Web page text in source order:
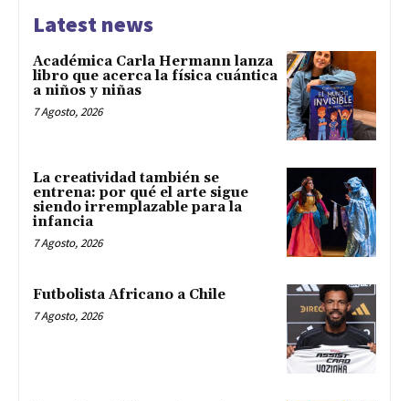
Latest news
Académica Carla Hermann lanza
libro que acerca la física cuántica
a niños y niñas
7 Agosto, 2026
La creatividad también se
entrena: por qué el arte sigue
siendo irremplazable para la
infancia
7 Agosto, 2026
Futbolista Africano a Chile
7 Agosto, 2026